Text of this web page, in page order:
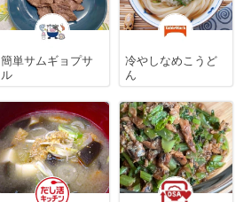
簡単サムギョプサ
ル
冷やしなめこうど
ん